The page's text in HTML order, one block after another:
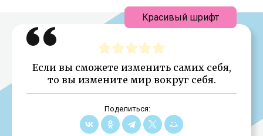
Если вы сможете изменить самих себя,
то вы измените мир вокруг себя.
Поделиться:
Красивый шрифт